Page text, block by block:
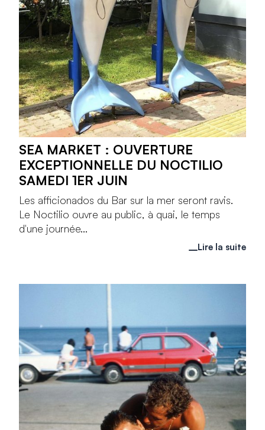
SEA MARKET : OUVERTURE
EXCEPTIONNELLE DU NOCTILIO
SAMEDI 1ER JUIN
Les afficionados du Bar sur la mer seront ravis.
Le Noctilio ouvre au public, à quai, le temps
d'une journée...
Lire la suite